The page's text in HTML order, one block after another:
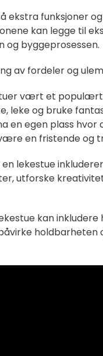
ekstra funksjoner
kan legge til
og byggeprosessen.
av fordeler og
vært et populært
leke og bruke
en egen plass
en fristende og
lekestue
utforske
kan
holdbarheten